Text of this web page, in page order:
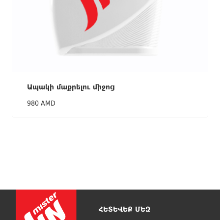
Ապակի մաքրելու միջոց
980 AMD
ՀԵՏԵՎԵՔ ՄԵԶ